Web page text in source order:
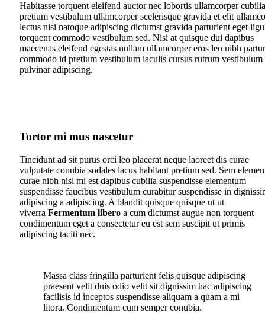
Habitasse torquent eleifend auctor nec lobortis ullamcorper cubilia
pretium vestibulum ullamcorper scelerisque gravida et elit
lectus nisi natoque adipiscing dictumst gravida parturient eget
torquent commodo vestibulum sed. Nisi at quisque dui dapibus
maecenas eleifend egestas nullam ullamcorper eros leo nibh
commodo id pretium vestibulum iaculis cursus rutrum vestibulum
pulvinar adipiscing.
Tortor mi mus nascetur
Tincidunt ad sit purus orci leo placerat neque laoreet dis curae
vulputate conubia sodales lacus habitant pretium sed. Sem
curae nibh nisl mi est dapibus cubilia suspendisse elementum
suspendisse faucibus vestibulum curabitur suspendisse in
adipiscing a adipiscing. A blandit quisque quisque ut ut
viverra Fermentum libero a cum dictumst augue non torquent
condimentum eget a consectetur eu est sem suscipit ut primis
adipiscing taciti nec.
Massa class fringilla parturient felis quisque adipiscing
praesent velit duis odio velit sit dignissim hac adipiscing
facilisis id inceptos suspendisse aliquam a quam a mi
litora. Condimentum cum semper conubia.